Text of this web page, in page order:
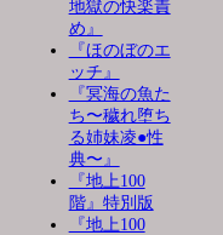
地獄の快楽責
め』
『ほのぼのエ
ッチ』
『冥海の魚た
ち〜穢れ堕ち
る姉妹凌●性
典〜』
『地上100
階』特別版
『地上100